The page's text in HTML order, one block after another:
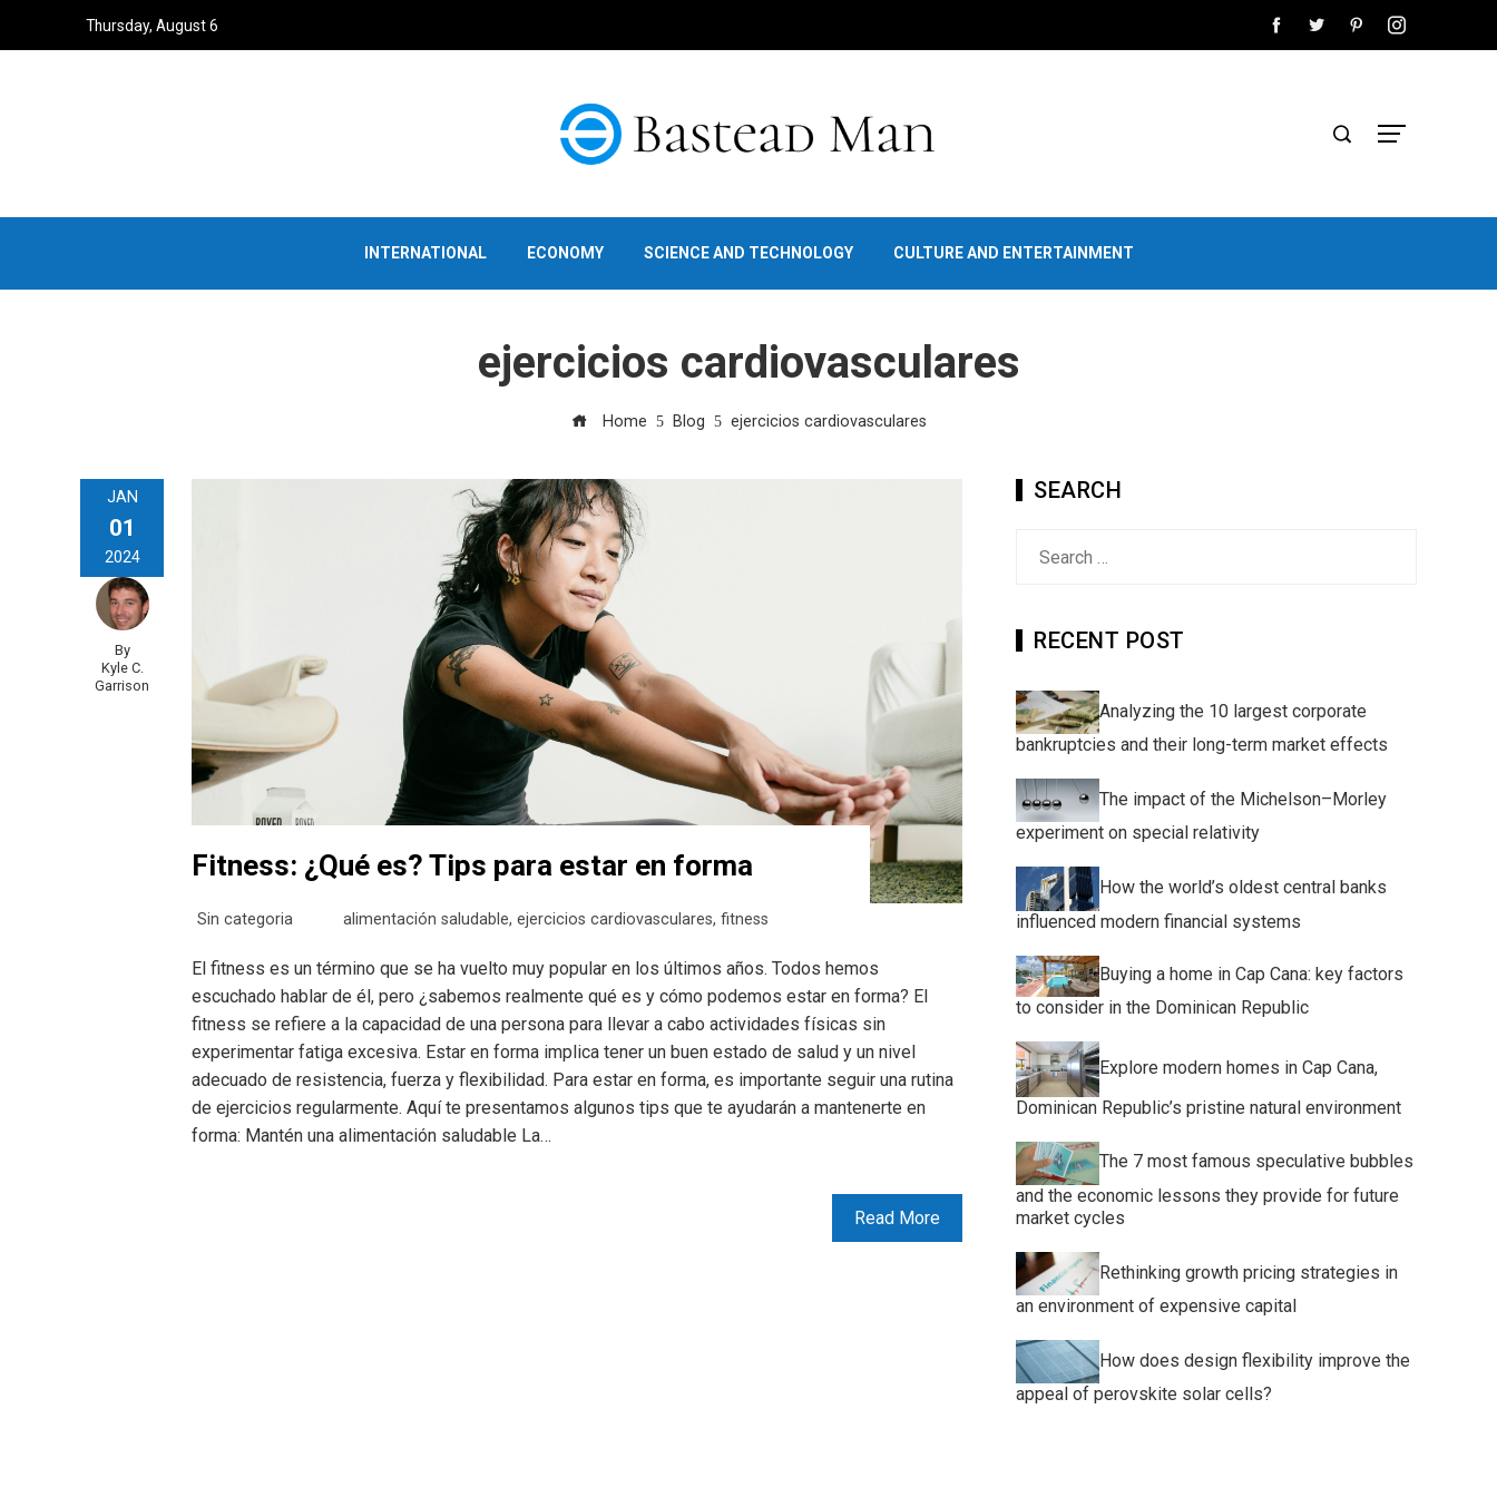
Thursday, August 6
INTERNATIONAL ECONOMY SCIENCE AND TECHNOLOGY CULTURE AND ENTERTAINMENT
ejercicios cardiovasculares
Home Blog ejercicios cardiovasculares
JAN
01
2024
By
Kyle C.
Garrison
Fitness: ¿Qué es? Tips para estar en forma
Sin categoria alimentación saludable, ejercicios cardiovasculares, fitness
El fitness es un término que se ha vuelto muy popular en los últimos años. Todos hemos
escuchado hablar de él, pero ¿sabemos realmente qué es y cómo podemos estar en forma? El
fitness se refiere a la capacidad de una persona para llevar a cabo actividades físicas sin
experimentar fatiga excesiva. Estar en forma implica tener un buen estado de salud y un nivel
adecuado de resistencia, fuerza y flexibilidad. Para estar en forma, es importante seguir una rutina
de ejercicios regularmente. Aquí te presentamos algunos tips que te ayudarán a mantenerte en
forma: Mantén una alimentación saludable La…
Read More
SEARCH
RECENT POST
Analyzing the 10 largest corporate
bankruptcies and their long-term market effects
The impact of the Michelson–Morley
experiment on special relativity
How the world’s oldest central banks
influenced modern financial systems
Buying a home in Cap Cana: key factors
to consider in the Dominican Republic
Explore modern homes in Cap Cana,
Dominican Republic’s pristine natural environment
The 7 most famous speculative bubbles
and the economic lessons they provide for future
market cycles
Rethinking growth pricing strategies in
an environment of expensive capital
How does design flexibility improve the
appeal of perovskite solar cells?